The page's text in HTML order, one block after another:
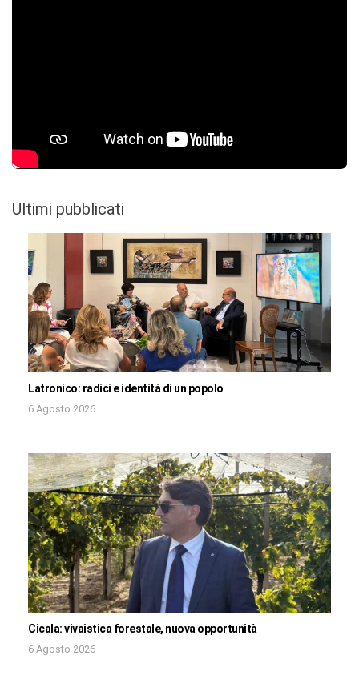
Ultimi pubblicati
Latronico: radici e identità di un popolo
6 Agosto 2026
Cicala: vivaistica forestale, nuova opportunità
6 Agosto 2026